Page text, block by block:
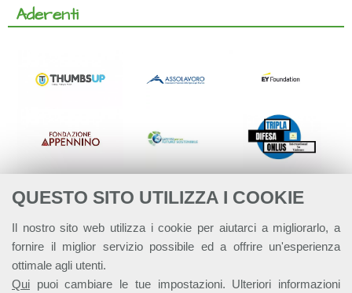
QUESTO SITO UTILIZZA I COOKIE
Il nostro sito web utilizza i cookie per aiutarci a migliorarlo, a
fornire il miglior servizio possibile ed a offrire un'esperienza
ottimale agli utenti.
Qui puoi cambiare le tue impostazioni. Ulteriori informazioni
Aderenti